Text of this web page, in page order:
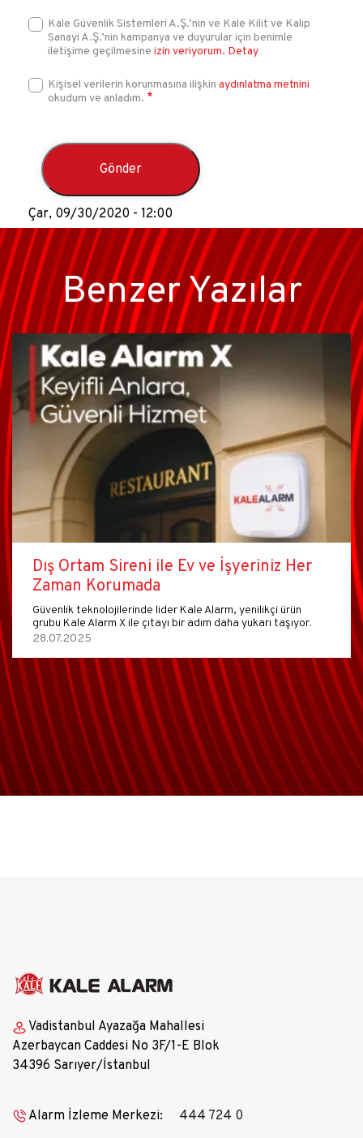
Kale Güvenlik Sistemleri A.Ş.’nin ve Kale Kilit ve Kalıp
Sanayi A.Ş.’nin kampanya ve duyurular için benimle
iletişime geçilmesine izin veriyorum. Detay
Kişisel verilerin korunmasına ilişkin aydınlatma metnini
okudum ve anladım.
Çar, 09/30/2020 - 12:00
Benzer Yazılar
Dış Ortam Sireni ile Ev ve İşyeriniz Her
Zaman Korumada
Güvenlik teknolojilerinde lider Kale Alarm, yenilikçi ürün
grubu Kale Alarm X ile çıtayı bir adım daha yukarı taşıyor.
28.07.2025
Vadistanbul Ayazağa Mahallesi
Azerbaycan Caddesi No 3F/1-E Blok
34396 Sarıyer/İstanbul
Alarm İzleme Merkezi:
444 724 0